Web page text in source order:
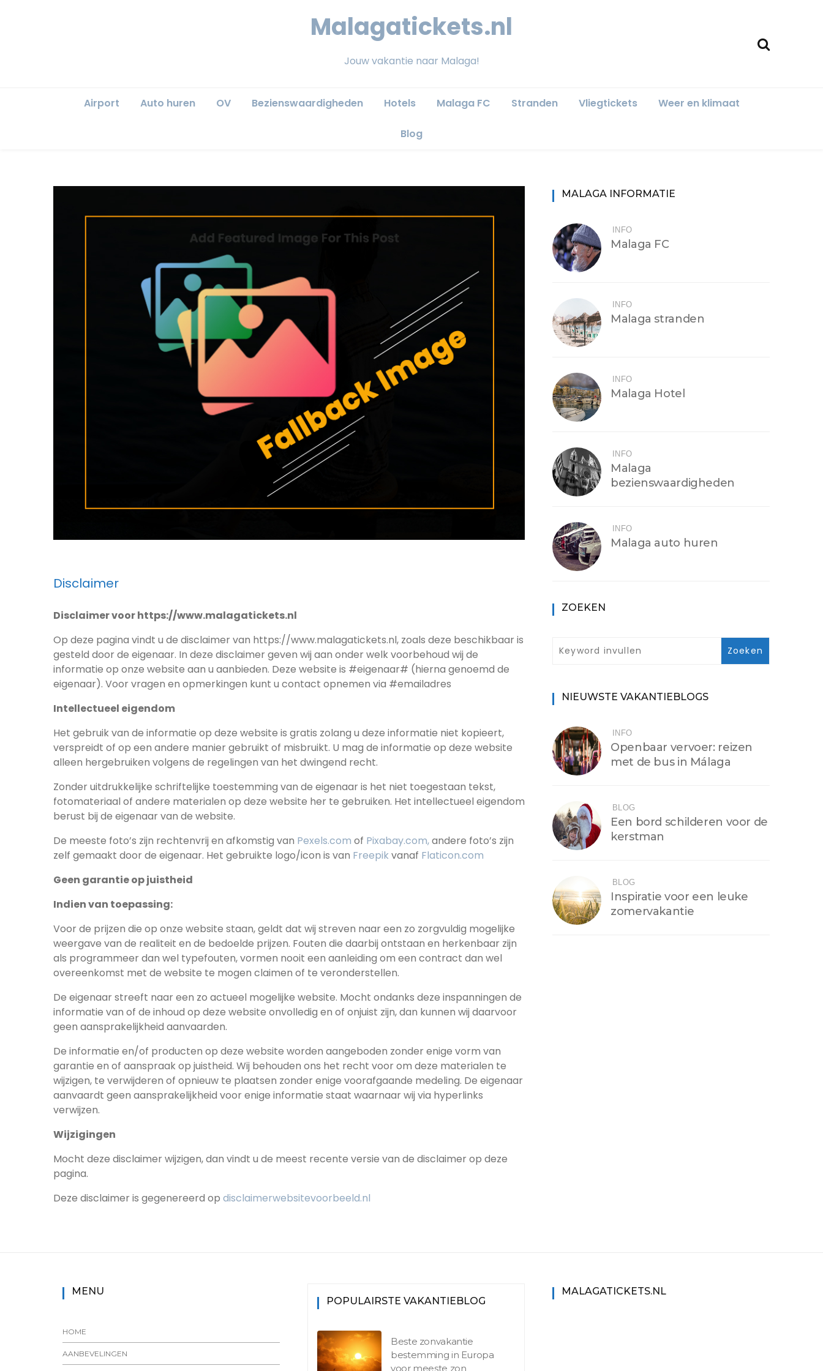
Malagatickets.nl
Jouw vakantie naar Malaga!
Airport Auto huren OV Bezienswaardigheden Hotels Malaga FC Stranden Vliegtickets Weer en klimaat
Blog
Disclaimer
Disclaimer voor https://www.malagatickets.nl
Op deze pagina vindt u de disclaimer van https://www.malagatickets.nl, zoals deze beschikbaar is
gesteld door de eigenaar. In deze disclaimer geven wij aan onder welk voorbehoud wij de
informatie op onze website aan u aanbieden. Deze website is #eigenaar# (hierna genoemd de
eigenaar). Voor vragen en opmerkingen kunt u contact opnemen via #emailadres
Intellectueel eigendom
Het gebruik van de informatie op deze website is gratis zolang u deze informatie niet kopieert,
verspreidt of op een andere manier gebruikt of misbruikt. U mag de informatie op deze website
alleen hergebruiken volgens de regelingen van het dwingend recht.
Zonder uitdrukkelijke schriftelijke toestemming van de eigenaar is het niet toegestaan tekst,
fotomateriaal of andere materialen op deze website her te gebruiken. Het intellectueel eigendom
berust bij de eigenaar van de website.
De meeste foto’s zijn rechtenvrij en afkomstig van Pexels.com of Pixabay.com,andere foto’s zijn
zelf gemaakt door de eigenaar. Het gebruikte logo/icon is van Freepik vanaf Flaticon.com
Geen garantie op juistheid
Indien van toepassing:
Voor de prijzen die op onze website staan, geldt dat wij streven naar een zo zorgvuldig mogelijke
weergave van de realiteit en de bedoelde prijzen. Fouten die daarbij ontstaan en herkenbaar zijn
als programmeer dan wel typefouten, vormen nooit een aanleiding om een contract dan wel
overeenkomst met de website te mogen claimen of te veronderstellen.
De eigenaar streeft naar een zo actueel mogelijke website. Mocht ondanks deze inspanningen de
informatie van of de inhoud op deze website onvolledig en of onjuist zijn, dan kunnen wij daarvoor
geen aansprakelijkheid aanvaarden.
De informatie en/of producten op deze website worden aangeboden zonder enige vorm van
garantie en of aanspraak op juistheid. Wij behouden ons het recht voor om deze materialen te
wijzigen, te verwijderen of opnieuw te plaatsen zonder enige voorafgaande medeling. De eigenaar
aanvaardt geen aansprakelijkheid voor enige informatie staat waarnaar wij via hyperlinks
verwijzen.
Wijzigingen
Mocht deze disclaimer wijzigen, dan vindt u de meest recente versie van de disclaimer op deze
pagina.
Deze disclaimer is gegenereerd op disclaimerwebsitevoorbeeld.nl
MALAGA INFORMATIE
INFO
Malaga FC
INFO
Malaga stranden
INFO
Malaga Hotel
INFO
Malaga
bezienswaardigheden
INFO
Malaga auto huren
ZOEKEN
NIEUWSTE VAKANTIEBLOGS
INFO
Openbaar vervoer: reizen
met de bus in Málaga
BLOG
Een bord schilderen voor de
kerstman
BLOG
Inspiratie voor een leuke
zomervakantie
MENU
HOME
AANBEVELINGEN
POPULAIRSTE VAKANTIEBLOG
Beste zonvakantie
bestemming in Europa
voor meeste zon
MALAGATICKETS.NL